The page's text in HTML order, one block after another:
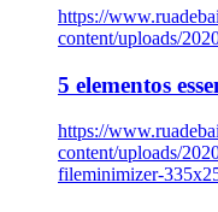
https://
content/uploads/
5 elementos
https://
content/uploads/
fileminimizer-